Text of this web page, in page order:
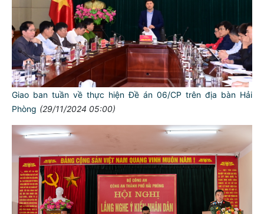
Giao ban tuần về thực hiện Đề án 06/CP trên địa bàn Hải
Phòng (29/11/2024 05:00)
TƯ CÁCH
NGƯỜI CÔNG AN CÁCH MỆNH LÀ:
Đối với tự mình, phải
CẦN, KIỆM, LIÊM, CHÍNH